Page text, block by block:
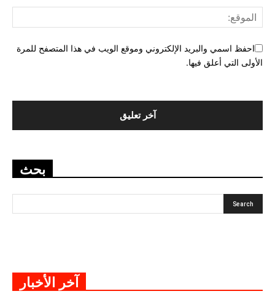
احفظ اسمي والبريد الإلكتروني وموقع الويب في هذا المتصفح للمرة
الأولى التي أعلق فيها.
بحث
آخر الأخبار